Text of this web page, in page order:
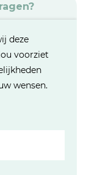
deze
voorziet
wensen.